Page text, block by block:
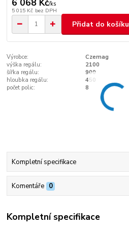
6 068 Kč/ks
5 015 Kč bez DPH
Přidat do košíku
Výrobce:
Czemag
výška regálu:
2100
šířka regálu:
900
hloubka regálu:
450
počet polic:
8
Kompletní specifikace
Komentáře 0
Kompletní specifikace